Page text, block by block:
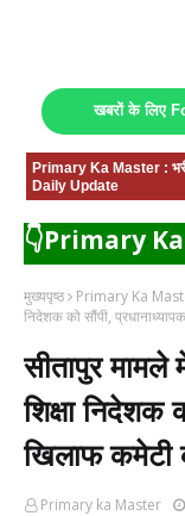
खबरों के लिए
Primary Ka Master : भरी
Daily Update
👇Primary
मुख्यपृष्ठ Primary Ka
निदेशक को सौंपी,
सीतापुर मामले
शिक्षा निदेशक
खिलाफ कमेटी
Primary ka Master